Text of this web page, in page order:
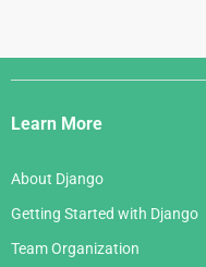
Django
Links
Learn More
About Django
Getting Started with Django
Team Organization